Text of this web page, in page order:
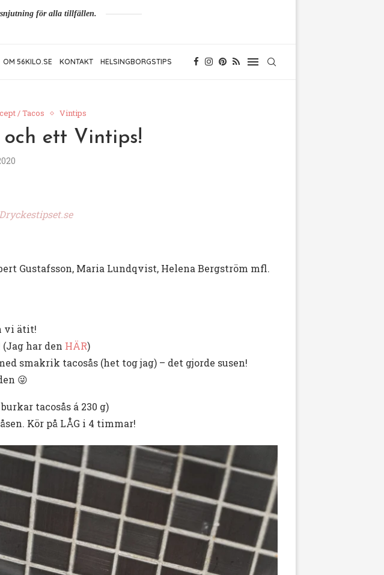
för alla tillfällen.
OM 56KILO.SE KONTAKT HELSINGBORGSTIPS
/ Tacos Vintips
och ett Vintips!
Gustafsson, Maria Lundqvist, Helena Bergström mfl.
vi ätit!
har den HÄR)
smakrik tacosås (het tog jag) – det gjorde susen!
😜
tacosås á 230 g)
Kör på LÅG i 4 timmar!